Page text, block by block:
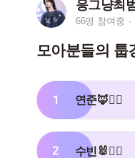
66명 참여중
모아분들의 툽
1 연준🦊❤️‍🔥
2 수빈🐰❤️‍🔥